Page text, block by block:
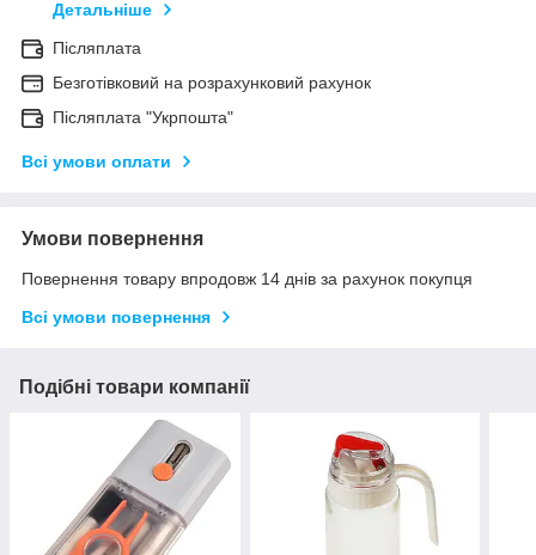
Детальніше
Післяплата
Безготівковий на розрахунковий рахунок
Післяплата "Укрпошта"
Всі умови оплати
Умови повернення
Повернення товару впродовж 14 днів за рахунок покупця
Всі умови повернення
Подібні товари компанії